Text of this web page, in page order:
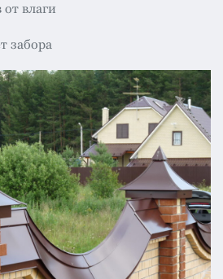
влаги
забора